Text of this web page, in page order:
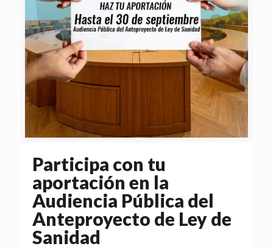
Participa con tu
aportación en la
Audiencia Pública del
Anteproyecto de Ley de
Sanidad